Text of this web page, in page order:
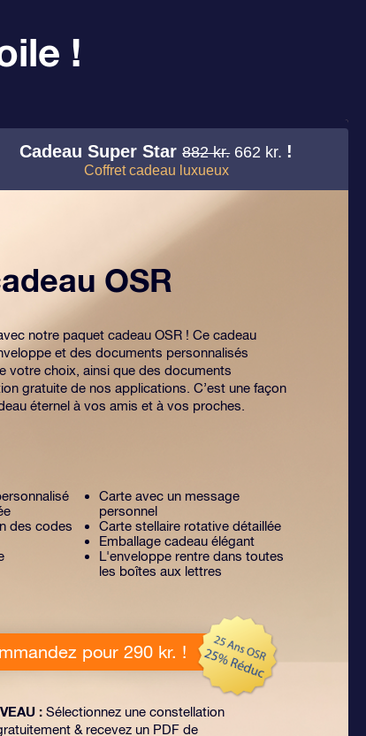
!
Cadeau Super Star882 kr. 662 kr. !
Coffret cadeau luxueux
OSR
notre paquet cadeau OSR ! Ce cadeau
et des documents personnalisés
votre choix, ainsi que des documents
gratuite de nos applications. C’est une façon
éternel à vos amis et à vos proches.
des codes
Carte avec un message
personnel
Carte stellaire rotative détaillée
Emballage cadeau élégant
L'enveloppe rentre dans toutes
les boîtes aux lettres
pour 290 kr. !
:Sélectionnez une constellation
& recevez un PDF de